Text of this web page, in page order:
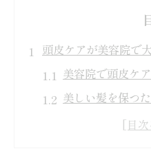
頭皮ケアが美容院で
美容院で頭皮ケ
美しい髪を保つ
美容院で頭皮環